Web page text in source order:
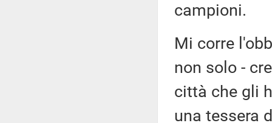
campioni.
Mi corre
non solo -
città che gli
una tessera